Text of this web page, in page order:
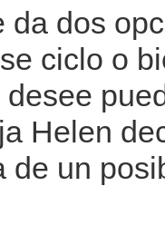
da dos
ciclo o
Helen
de un